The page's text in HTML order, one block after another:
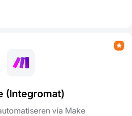
(Integromat)
via Make